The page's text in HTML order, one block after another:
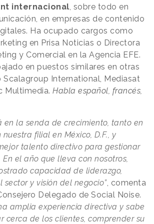
internacional , sobre todo en
en empresas de contenido
Ha ocupado cargos como
en Prisa Noticias o Directora
y Comercial en la Agencia EFE.
en puestos similares en otras
Scalagroup International, Mediasat
Multimedia. Habla español, francés,
en la senda de crecimiento, tanto en
filial en México, D.F., y
talento directivo para gestionar
el año que lleva con nosotros,
capacidad de liderazgo,
sector y visión del negocio”, comenta
Delegado de Social Noise.
amplia experiencia directiva y sabe
cerca de los clientes, comprender su